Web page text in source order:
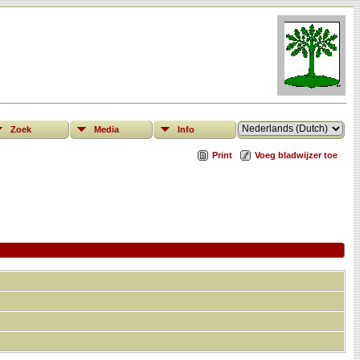
Zoek Media Info
Print Voeg bladwijzer toe